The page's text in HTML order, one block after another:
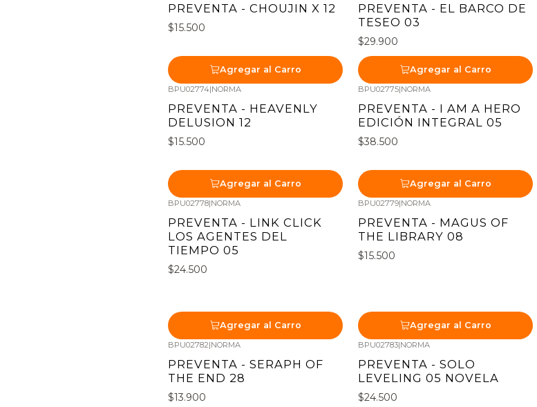
PREVENTA - CHOUJIN X 12
$15.500
Agregar al Carro
PREVENTA - EL BARCO DE
TESEO 03
$29.900
Agregar al Carro
BPU02774|NORMA
PREVENTA - HEAVENLY
DELUSION 12
$15.500
Agregar al Carro
BPU02775|NORMA
PREVENTA - I AM A HERO
EDICIÓN INTEGRAL 05
$38.500
Agregar al Carro
BPU02778|NORMA
PREVENTA - LINK CLICK
LOS AGENTES DEL
TIEMPO 05
$24.500
Agregar al Carro
BPU02779|NORMA
PREVENTA - MAGUS OF
THE LIBRARY 08
$15.500
Agregar al Carro
BPU02782|NORMA
PREVENTA - SERAPH OF
THE END 28
$13.900
BPU02783|NORMA
PREVENTA - SOLO
LEVELING 05 NOVELA
$24.500